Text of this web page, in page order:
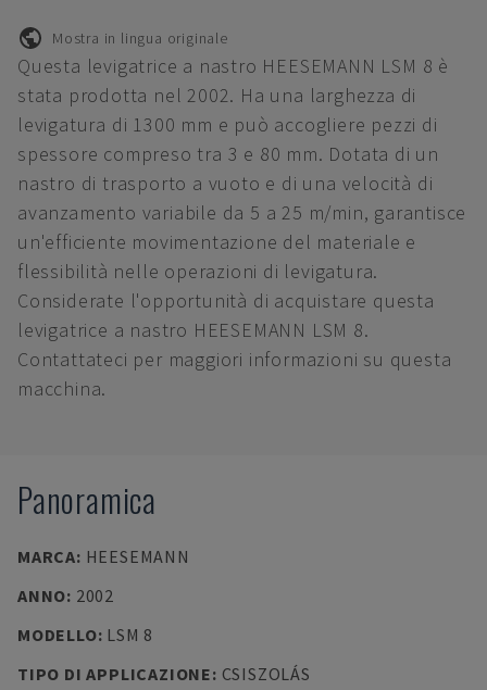
Mostra in lingua originale
Questa levigatrice a nastro HEESEMANN LSM 8 è
stata prodotta nel 2002. Ha una larghezza di
levigatura di 1300 mm e può accogliere pezzi di
spessore compreso tra 3 e 80 mm. Dotata di un
nastro di trasporto a vuoto e di una velocità di
avanzamento variabile da 5 a 25 m/min, garantisce
un'efficiente movimentazione del materiale e
flessibilità nelle operazioni di levigatura.
Considerate l'opportunità di acquistare questa
levigatrice a nastro HEESEMANN LSM 8.
Contattateci per maggiori informazioni su questa
macchina.
Panoramica
MARCA: HEESEMANN
ANNO: 2002
MODELLO: LSM 8
TIPO DI APPLICAZIONE: CSISZOLÁS